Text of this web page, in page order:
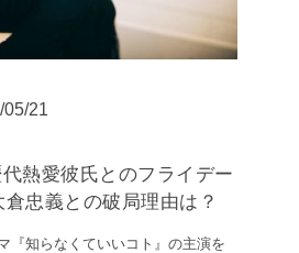
21
熱愛彼氏とのフライデー
忠義との破局理由は？
『知らなくていいコト』の主演を